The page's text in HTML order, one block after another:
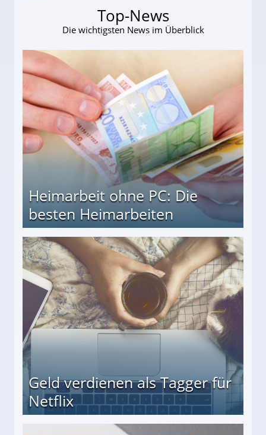
Top-News
Die wichtigsten News im Überblick
Heimarbeit ohne PC: Die
besten Heimarbeiten
Geld verdienen als Tagger für
Netflix